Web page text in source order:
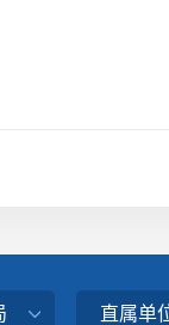
直属单